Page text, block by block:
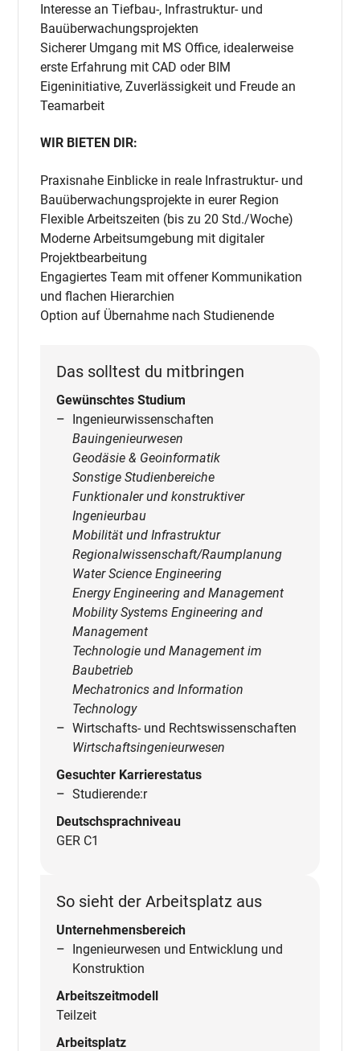
Interesse an Tiefbau-, Infrastruktur- und
Bauüberwachungsprojekten
Sicherer Umgang mit MS Office, idealerweise
erste Erfahrung mit CAD oder BIM
Eigeninitiative, Zuverlässigkeit und Freude an
Teamarbeit
WIR BIETEN DIR:
Praxisnahe Einblicke in reale Infrastruktur- und
Bauüberwachungsprojekte in eurer Region
Flexible Arbeitszeiten (bis zu 20 Std./Woche)
Moderne Arbeitsumgebung mit digitaler
Projektbearbeitung
Engagiertes Team mit offener Kommunikation
und flachen Hierarchien
Option auf Übernahme nach Studienende
Das solltest du mitbringen
Gewünschtes Studium
Ingenieurwissenschaften
Bauingenieurwesen
Geodäsie & Geoinformatik
Sonstige Studienbereiche
Funktionaler und konstruktiver
Ingenieurbau
Mobilität und Infrastruktur
Regionalwissenschaft/Raumplanung
Water Science Engineering
Energy Engineering and Management
Mobility Systems Engineering and
Management
Technologie und Management im
Baubetrieb
Mechatronics and Information
Technology
Wirtschafts- und Rechtswissenschaften
Wirtschaftsingenieurwesen
Gesuchter Karrierestatus
Studierende:r
Deutschsprachniveau
GER C1
So sieht der Arbeitsplatz aus
Unternehmensbereich
Ingenieurwesen und Entwicklung und
Konstruktion
Arbeitszeitmodell
Teilzeit
Arbeitsplatz